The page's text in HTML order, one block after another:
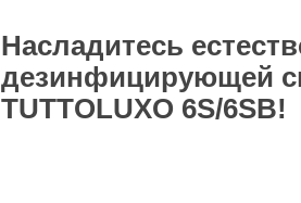
Насладитесь
дезинфицирующей
TUTTOLUXO 6S/6SB!